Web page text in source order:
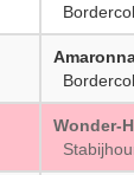
Wonder-